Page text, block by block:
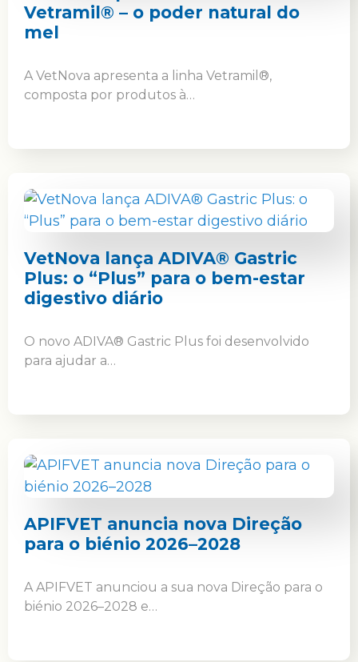
Vetramil® – o poder natural do
mel
A VetNova apresenta a linha Vetramil®,
composta por produtos à…
VetNova lança ADIVA® Gastric
Plus: o “Plus” para o bem-estar
digestivo diário
O novo ADIVA® Gastric Plus foi desenvolvido
para ajudar a…
APIFVET anuncia nova Direção
para o biénio 2026–2028
A APIFVET anunciou a sua nova Direção para o
biénio 2026–2028 e…